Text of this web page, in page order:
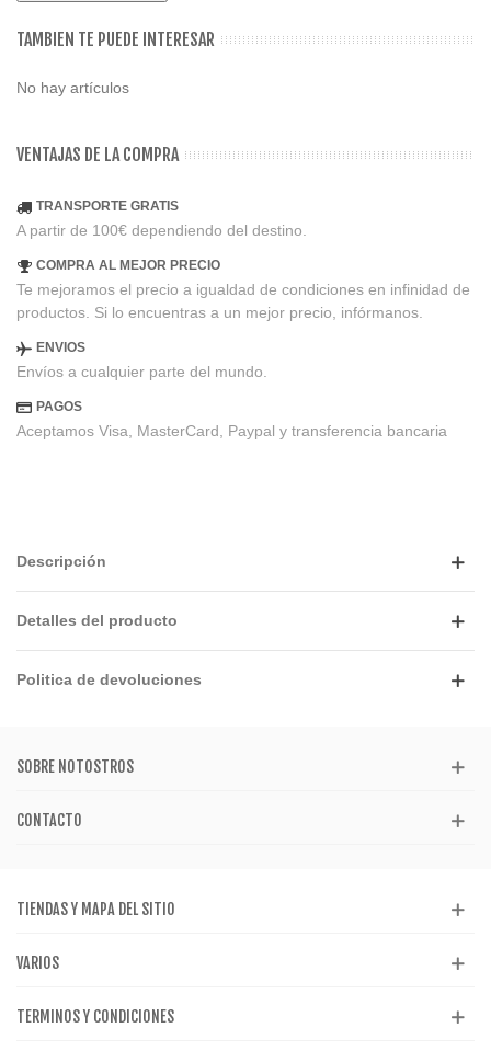
TAMBIEN TE PUEDE INTERESAR
No hay artículos
VENTAJAS DE LA COMPRA
TRANSPORTE GRATIS
A partir de 100€ dependiendo del destino.
COMPRA AL MEJOR PRECIO
Te mejoramos el precio a igualdad de condiciones en infinidad de
productos. Si lo encuentras a un mejor precio, infórmanos.
ENVIOS
Envíos a cualquier parte del mundo.
PAGOS
Aceptamos Visa, MasterCard, Paypal y transferencia bancaria
Descripción
Detalles del producto
Politica de devoluciones
SOBRE NOTOSTROS
CONTACTO
TIENDAS Y MAPA DEL SITIO
VARIOS
TERMINOS Y CONDICIONES